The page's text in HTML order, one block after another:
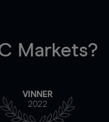
Markets?
VINNER
2022